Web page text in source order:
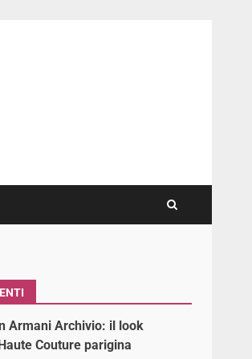
Armani Archivio: il look
Couture parigina